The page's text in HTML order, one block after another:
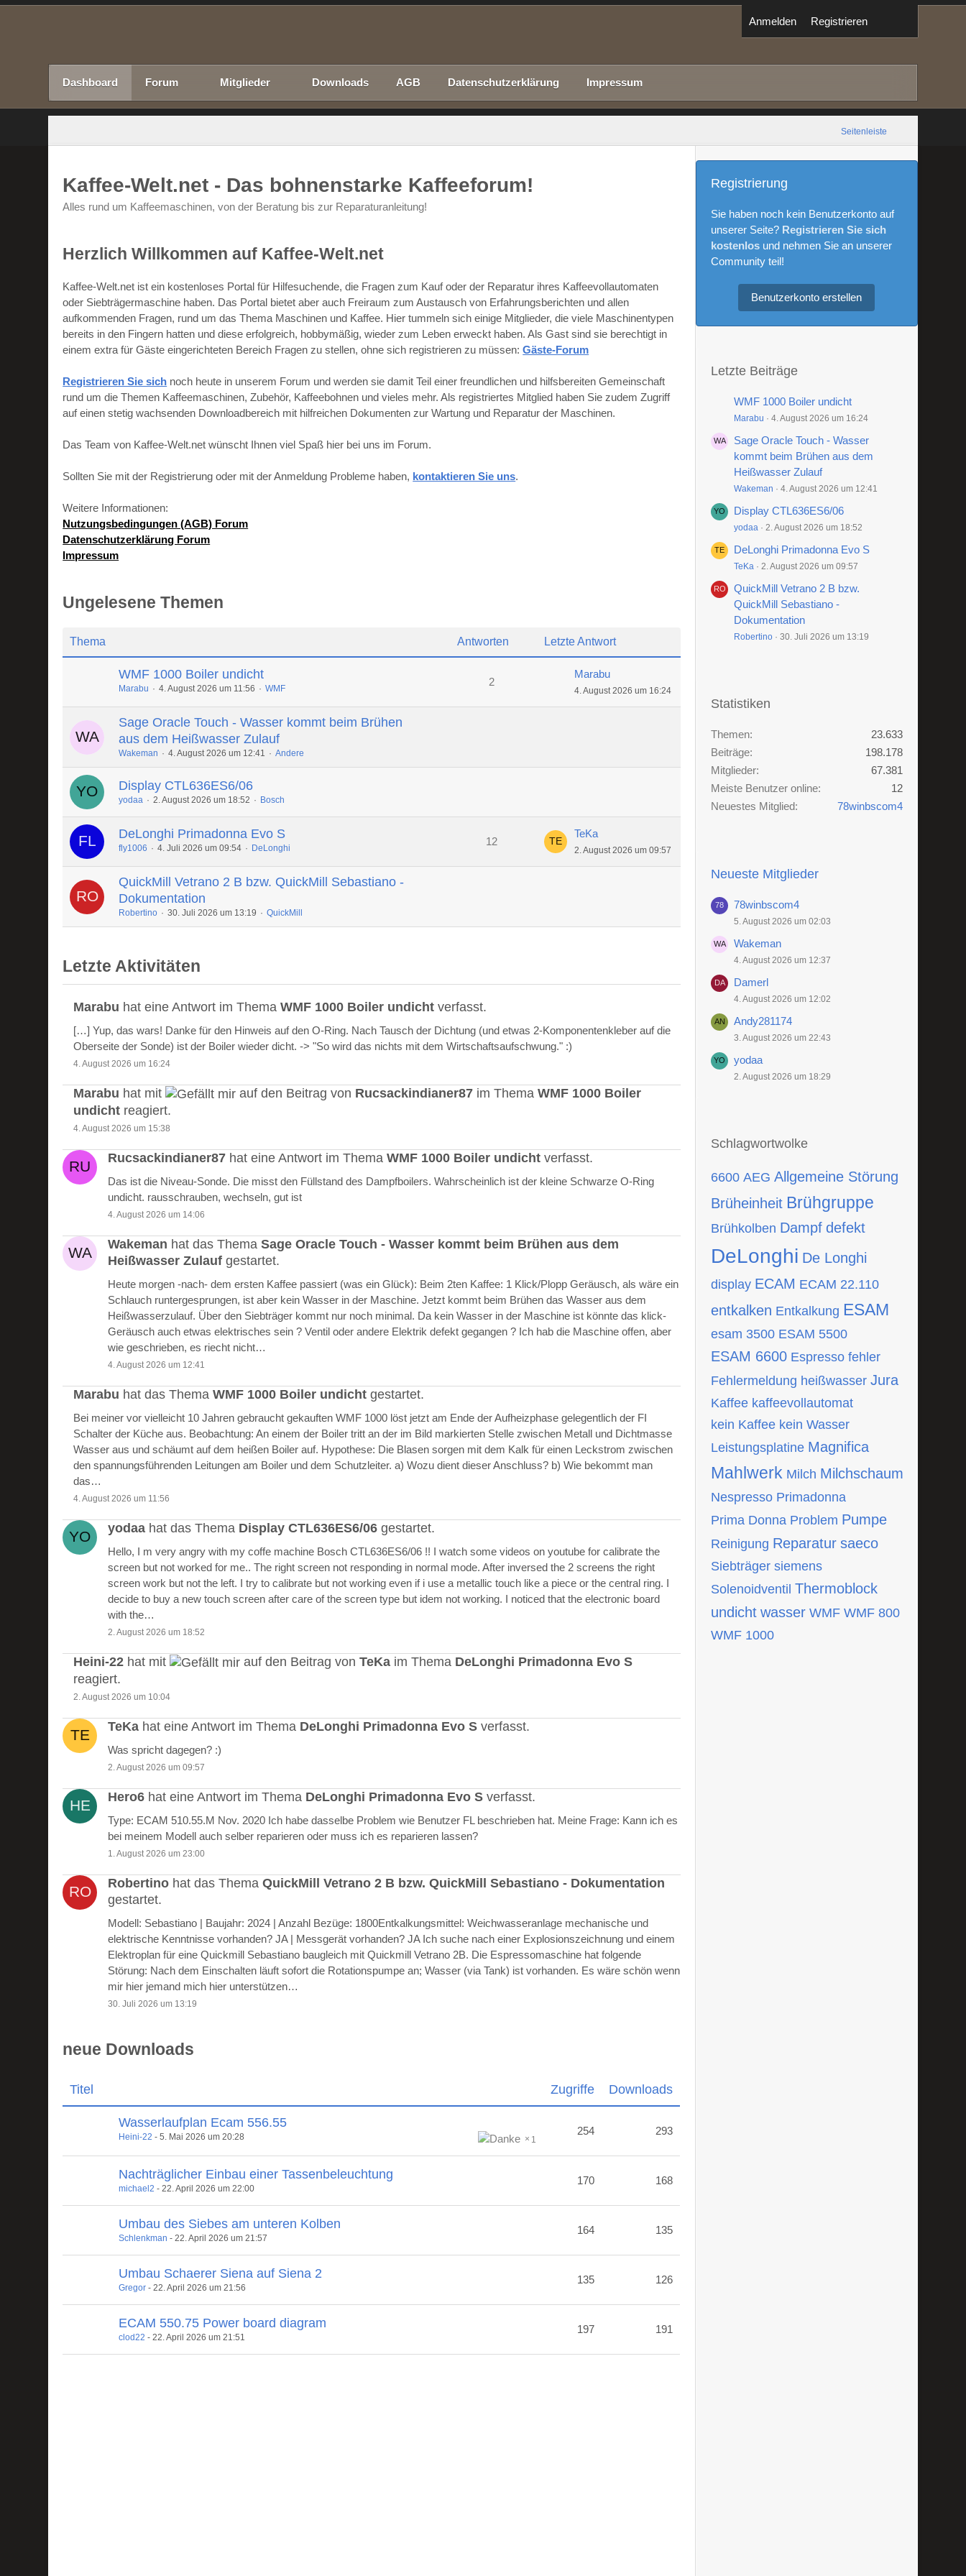
Anmelden Registrieren
Dashboard Forum Mitglieder Downloads AGB Datenschutzerklärung Impressum
Seitenleiste
Kaffee-Welt.net - Das bohnenstarke Kaffeeforum!
Alles rund um Kaffeemaschinen, von der Beratung bis zur Reparaturanleitung!
Herzlich Willkommen auf Kaffee-Welt.net
Kaffee-Welt.net ist ein kostenloses Portal für Hilfesuchende, die Fragen zum Kauf oder der Reparatur ihres Kaffeevollautomaten
oder Siebträgermaschine haben. Das Portal bietet aber auch Freiraum zum Austausch von Erfahrungsberichten und allen
aufkommenden Fragen, rund um das Thema Maschinen und Kaffee. Hier tummeln sich einige Mitglieder, die viele Maschinentypen
bereits in den Fingern hatten und diese erfolgreich, hobbymäßig, wieder zum Leben erweckt haben. Als Gast sind sie berechtigt in
einem extra für Gäste eingerichteten Bereich Fragen zu stellen, ohne sich registrieren zu müssen:Gäste-Forum
Registrieren Sie sich noch heute in unserem Forum und werden sie damit Teil einer freundlichen und hilfsbereiten Gemeinschaft
rund um die Themen Kaffeemaschinen, Zubehör, Kaffeebohnen und vieles mehr. Als registriertes Mitglied haben Sie zudem Zugriff
auf einen stetig wachsenden Downloadbereich mit hilfreichen Dokumenten zur Wartung und Reparatur der Maschinen.
Das Team von Kaffee-Welt.net wünscht Ihnen viel Spaß hier bei uns im Forum.
Sollten Sie mit der Registrierung oder mit der Anmeldung Probleme haben, kontaktieren Sie uns.
Weitere Informationen:
Nutzungsbedingungen (AGB) Forum
Datenschutzerklärung Forum
Impressum
Ungelesene Themen
Thema Antworten Letzte Antwort
WMF 1000 Boiler undicht
Marabu 4. August 2026 um 11:56 WMF
2
Marabu
4. August 2026 um 16:24
Sage Oracle Touch - Wasser kommt beim Brühen
aus dem Heißwasser Zulauf
Wakeman 4. August 2026 um 12:41 Andere
Display CTL636ES6/06
yodaa 2. August 2026 um 18:52 Bosch
DeLonghi Primadonna Evo S
fly1006 4. Juli 2026 um 09:54 DeLonghi
12
TeKa
2. August 2026 um 09:57
QuickMill Vetrano 2 B bzw. QuickMill Sebastiano -
Dokumentation
Robertino 30. Juli 2026 um 13:19 QuickMill
Letzte Aktivitäten
Marabu hat eine Antwort im ThemaWMF 1000 Boiler undicht verfasst.
[…] Yup, das wars! Danke für den Hinweis auf den O-Ring. Nach Tausch der Dichtung (und etwas 2-Komponentenkleber auf die
Oberseite der Sonde) ist der Boiler wieder dicht. -> "So wird das nichts mit dem Wirtschaftsaufschwung." :)
4. August 2026 um 16:24
Marabu hat mit auf den Beitrag von Rucsackindianer87 im ThemaWMF 1000 Boiler
undicht reagiert.
4. August 2026 um 15:38
Rucsackindianer87 hat eine Antwort im ThemaWMF 1000 Boiler undicht verfasst.
Das ist die Niveau-Sonde. Die misst den Füllstand des Dampfboilers. Wahrscheinlich ist der kleine Schwarze O-Ring
undicht. rausschrauben, wechseln, gut ist
4. August 2026 um 14:06
Wakeman hat das ThemaSage Oracle Touch - Wasser kommt beim Brühen aus dem
Heißwasser Zulauf gestartet.
Heute morgen -nach- dem ersten Kaffee passiert (was ein Glück): Beim 2ten Kaffee: 1 Klick/Plopp Geräusch, als wäre ein
Schlauch runtergesprungen, ist aber kein Wasser in der Maschine. Jetzt kommt beim Brühen das Wasser aus dem
Heißwasserzulauf. Über den Siebträger kommt nur noch minimal. Da kein Wasser in der Maschine ist könnte das klick-
Geräusch auch etwas elektrisches sein ? Ventil oder andere Elektrik defekt gegangen ? Ich hab die Maschine offen, aber
wie geschrieben, es riecht nicht…
4. August 2026 um 12:41
Marabu hat das ThemaWMF 1000 Boiler undicht gestartet.
Bei meiner vor vielleicht 10 Jahren gebraucht gekauften WMF 1000 löst jetzt am Ende der Aufheizphase gelegentlich der FI
Schalter der Küche aus. Beobachtung: An einem der Boiler tritt an der im Bild markierten Stelle zwischen Metall und Dichtmasse
Wasser aus und schäumt auf dem heißen Boiler auf. Hypothese: Die Blasen sorgen mit dem Kalk für einen Leckstrom zwischen
den spannungsführenden Leitungen am Boiler und dem Schutzleiter. a) Wozu dient dieser Anschluss? b) Wie bekommt man
das…
4. August 2026 um 11:56
yodaa hat das Thema Display CTL636ES6/06 gestartet.
Hello, I m very angry with my coffe machine Bosch CTL636ES6/06 !! I watch some videos on youtube for calibrate the
screen but not worked for me.. The right screen not responding in normal mode. After inversed the 2 screens the right
screen work but not the left. I try to calibrate but not working even if i use a metallic touch like a piece or the central ring. I
decide to buy a new touch screen after care of the screen type but idem not working. I noticed that the electronic board
with the…
2. August 2026 um 18:52
Heini-22 hat mit auf den Beitrag vonTeKa im Thema DeLonghi Primadonna Evo S
reagiert.
2. August 2026 um 10:04
TeKa hat eine Antwort im Thema DeLonghi Primadonna Evo S verfasst.
Was spricht dagegen? :)
2. August 2026 um 09:57
Hero6 hat eine Antwort im Thema DeLonghi Primadonna Evo S verfasst.
Type: ECAM 510.55.M Nov. 2020 Ich habe dasselbe Problem wie Benutzer FL beschrieben hat. Meine Frage: Kann ich es
bei meinem Modell auch selber reparieren oder muss ich es reparieren lassen?
1. August 2026 um 23:00
Robertino hat das ThemaQuickMill Vetrano 2 B bzw. QuickMill Sebastiano - Dokumentation
gestartet.
Modell: Sebastiano | Baujahr: 2024 | Anzahl Bezüge: 1800Entkalkungsmittel: Weichwasseranlage mechanische und
elektrische Kenntnisse vorhanden? JA | Messgerät vorhanden? JA Ich suche nach einer Explosionszeichnung und einem
Elektroplan für eine Quickmill Sebastiano baugleich mit Quickmill Vetrano 2B. Die Espressomaschine hat folgende
Störung: Nach dem Einschalten läuft sofort die Rotationspumpe an; Wasser (via Tank) ist vorhanden. Es wäre schön wenn
mir hier jemand mich hier unterstützen…
30. Juli 2026 um 13:19
neue Downloads
Titel Zugriffe Downloads
Wasserlaufplan Ecam 556.55
1
Heini-22 -5. Mai 2026 um 20:28 254 293
Nachträglicher Einbau einer Tassenbeleuchtung
michael2 -22. April 2026 um 22:00
170 168
Umbau des Siebes am unteren Kolben
Schlenkman -22. April 2026 um 21:57
164 135
Umbau Schaerer Siena auf Siena 2
Gregor -22. April 2026 um 21:56
135 126
ECAM 550.75 Power board diagram
clod22 -22. April 2026 um 21:51
197 191
Registrierung
Sie haben noch kein Benutzerkonto auf
unserer Seite? Registrieren Sie sich
kostenlosund nehmen Sie an unserer
Community teil!
Benutzerkonto erstellen
Letzte Beiträge
WMF 1000 Boiler undicht
Marabu 4. August 2026 um 16:24
Sage Oracle Touch - Wasser
kommt beim Brühen aus dem
Heißwasser Zulauf
Wakeman 4. August 2026 um 12:41
Display CTL636ES6/06
yodaa 2. August 2026 um 18:52
DeLonghi Primadonna Evo S
TeKa 2. August 2026 um 09:57
QuickMill Vetrano 2 B bzw.
QuickMill Sebastiano -
Dokumentation
Robertino 30. Juli 2026 um 13:19
Statistiken
Themen
23.633
Beiträge
198.178
Mitglieder
67.381
Meiste Benutzer online
12
Neuestes Mitglied
78winbscom4
Neueste Mitglieder
78winbscom4
5. August 2026 um 02:03
Wakeman
4. August 2026 um 12:37
Damerl
4. August 2026 um 12:02
Andy281174
3. August 2026 um 22:43
yodaa
2. August 2026 um 18:29
Schlagwortwolke
6600 AEG Allgemeine Störung
Brüheinheit Brühgruppe
Brühkolben Dampf defekt
DeLonghi De Longhi
display ECAM ECAM 22.110
entkalken Entkalkung ESAM
esam 3500 ESAM 5500
ESAM 6600 Espresso fehler
Fehlermeldung heißwasser Jura
Kaffee kaffeevollautomat
kein Kaffee kein Wasser
Leistungsplatine Magnifica
Mahlwerk Milch Milchschaum
Nespresso Primadonna
Prima Donna Problem Pumpe
Reinigung Reparatur saeco
Siebträger siemens
Solenoidventil Thermoblock
undicht wasser WMF WMF 800
WMF 1000